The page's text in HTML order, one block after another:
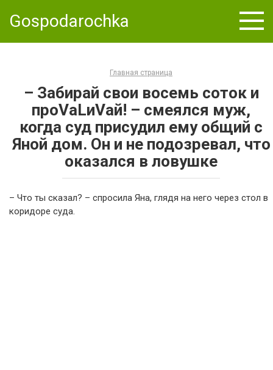
Gospodarochka
Главная страница
– Забирай свои восемь соток и
проVаLиVай! – смеялся муж,
когда суд присудил ему общий с
Яной дом. Он и не подозревал, что
оказался в ловушке
– Что ты сказал? – спросила Яна, глядя на него через стол в
коридоре суда.